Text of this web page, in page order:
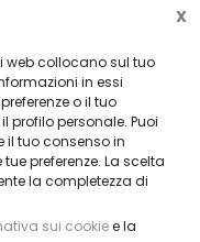
web collocano sul tuo
in essi
o il tuo
personale. Puoi
il tuo consenso in
preferenze. La scelta
la completezza di
sui cookiee la
X
ATTIVI ADESSO
ALZATINE E CUBI IN PLEXIGLASS